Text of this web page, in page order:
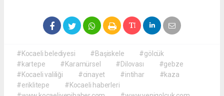
#Kocaeli belediyesi #Başiskele
#gölcük
#kartepe
#Karamürsel #Dilovası
#gebze
#Kocaeli valiliği
#cinayet #intihar
#kaza
#eriklitepe
#Kocaeli haberleri